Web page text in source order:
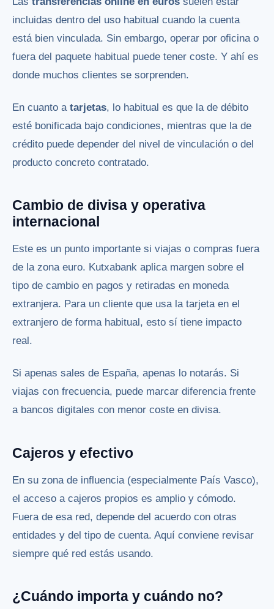
incluidas dentro del uso habitual cuando la cuenta
está bien vinculada. Sin embargo, operar por oficina o
fuera del paquete habitual puede tener coste. Y ahí es
donde muchos clientes se sorprenden.
En cuanto a tarjetas, lo habitual es que la de débito
esté bonificada bajo condiciones, mientras que la de
crédito puede depender del nivel de vinculación o del
producto concreto contratado.
Cambio de divisa y operativa
internacional
Este es un punto importante si viajas o compras fuera
de la zona euro. Kutxabank aplica margen sobre el
tipo de cambio en pagos y retiradas en moneda
extranjera. Para un cliente que usa la tarjeta en el
extranjero de forma habitual, esto sí tiene impacto
real.
Si apenas sales de España, apenas lo notarás. Si
viajas con frecuencia, puede marcar diferencia frente
a bancos digitales con menor coste en divisa.
Cajeros y efectivo
En su zona de influencia (especialmente País Vasco),
el acceso a cajeros propios es amplio y cómodo.
Fuera de esa red, depende del acuerdo con otras
entidades y del tipo de cuenta. Aquí conviene revisar
siempre qué red estás usando.
¿Cuándo importa y cuándo no?